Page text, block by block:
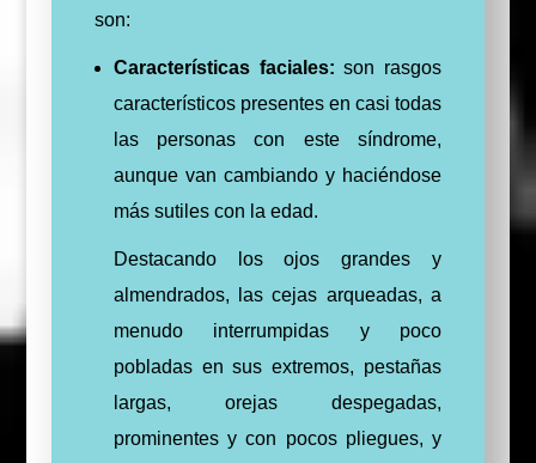
son:
Características faciales: son rasgos
característicos presentes en casi todas
las personas con este síndrome,
aunque van cambiando y haciéndose
más sutiles con la edad.
Destacando los ojos grandes y
almendrados, las cejas arqueadas, a
menudo interrumpidas y poco
pobladas en sus extremos, pestañas
largas, orejas despegadas,
prominentes y con pocos pliegues, y